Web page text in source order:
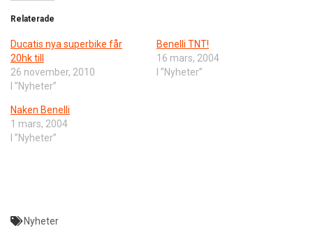
Relaterade
Ducatis nya superbike får
20hk till
26 november, 2010
I ”Nyheter”
Benelli TNT!
16 mars, 2004
I ”Nyheter”
Naken Benelli
1 mars, 2004
I ”Nyheter”
Nyheter